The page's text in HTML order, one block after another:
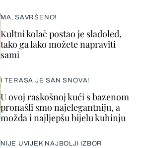
MA, SAVRŠENO!
Kultni kolač postao je sladoled,
tako ga lako možete napraviti
sami
I TERASA JE SAN SNOVA!
U ovoj raskošnoj kući s bazenom
pronašli smo najelegantniju, a
možda i najljepšu bijelu kuhinju
NIJE UVIJEK NAJBOLJI IZBOR